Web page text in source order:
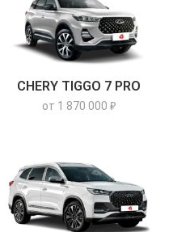
CHERY TIGGO 7 PRO
от 1 870 000 ₽